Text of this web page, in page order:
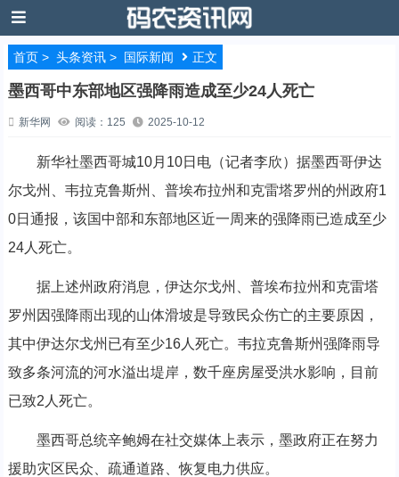
首页> 头条资讯> 国际新闻 正文
墨西哥中东部地区强降雨造成至少24人死亡
新华网 阅读：125 2025-10-12
新华社墨西哥城10月10日电（记者李欣）据墨西哥伊达
尔戈州、韦拉克鲁斯州、普埃布拉州和克雷塔罗州的州政府1
0日通报，该国中部和东部地区近一周来的强降雨已造成至少
24人死亡。
据上述州政府消息，伊达尔戈州、普埃布拉州和克雷塔
罗州因强降雨出现的山体滑坡是导致民众伤亡的主要原因，
其中伊达尔戈州已有至少16人死亡。韦拉克鲁斯州强降雨导
致多条河流的河水溢出堤岸，数千座房屋受洪水影响，目前
已致2人死亡。
墨西哥总统辛鲍姆在社交媒体上表示，墨政府正在努力
援助灾区民众、疏通道路、恢复电力供应。